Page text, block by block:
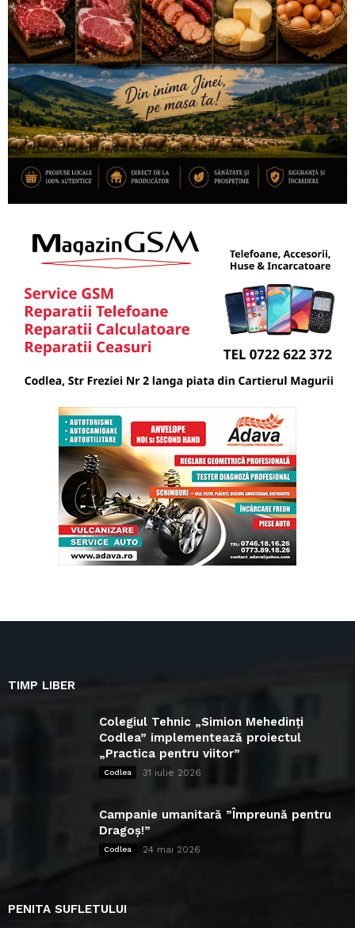
TIMP LIBER
Colegiul Tehnic „Simion Mehedinți
Codlea” implementează proiectul
„Practica pentru viitor”
Codlea 31 iulie 2026
Campanie umanitară ”Împreună pentru
Dragoș!”
Codlea 24 mai 2026
PENITA SUFLETULUI